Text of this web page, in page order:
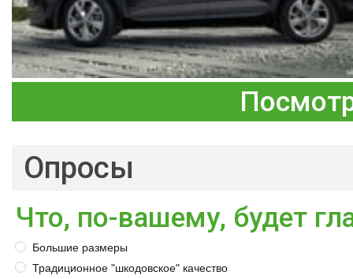
Опросы
Что, по-вашему, будет
Большие размеры
Традиционное "шкодовское" качество